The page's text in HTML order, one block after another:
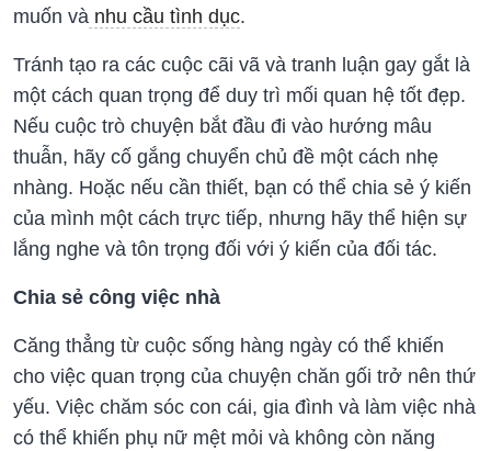
muốn và nhu cầu tình dục.
Tránh tạo ra các cuộc cãi vã và tranh luận gay gắt là
một cách quan trọng để duy trì mối quan hệ tốt đẹp.
Nếu cuộc trò chuyện bắt đầu đi vào hướng mâu
thuẫn, hãy cố gắng chuyển chủ đề một cách nhẹ
nhàng. Hoặc nếu cần thiết, bạn có thể chia sẻ ý kiến
của mình một cách trực tiếp, nhưng hãy thể hiện sự
lắng nghe và tôn trọng đối với ý kiến của đối tác.
Chia sẻ công việc nhà
Căng thẳng từ cuộc sống hàng ngày có thể khiến
cho việc quan trọng của chuyện chăn gối trở nên thứ
yếu. Việc chăm sóc con cái, gia đình và làm việc nhà
có thể khiến phụ nữ mệt mỏi và không còn năng